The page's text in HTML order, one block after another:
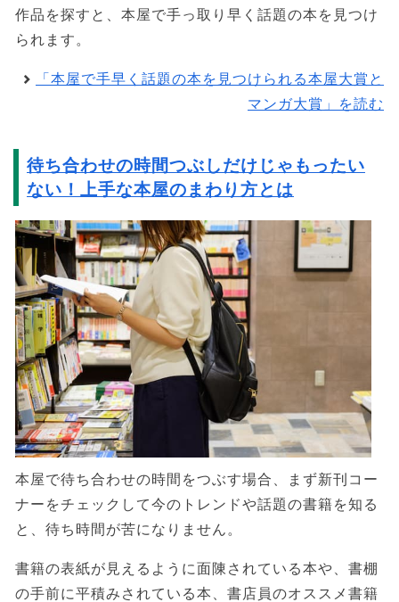
作品を探すと、本屋で手っ取り早く話題の本を見つけ
られます。
「本屋で手早く話題の本を見つけられる本屋大賞と
マンガ大賞」を読む
待ち合わせの時間つぶしだけじゃもったい
ない！上手な本屋のまわり方とは
本屋で待ち合わせの時間をつぶす場合、まず新刊コー
ナーをチェックして今のトレンドや話題の書籍を知る
と、待ち時間が苦になりません。
書籍の表紙が見えるように面陳されている本や、書棚
の手前に平積みされている本、書店員のオススメ書籍